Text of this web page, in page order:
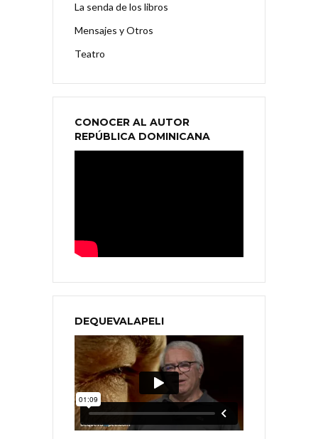
La senda de los libros
Mensajes y Otros
Teatro
CONOCER AL AUTOR
REPÚBLICA DOMINICANA
DEQUEVALAPELI